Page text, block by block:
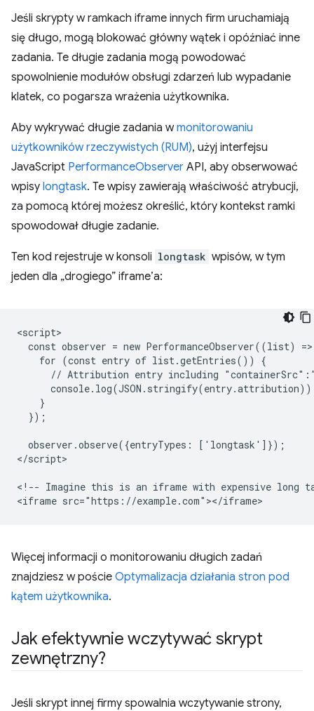
Jeśli skrypty w ramkach iframe innych firm uruchamiają
się długo, mogą blokować główny wątek i opóźniać inne
zadania. Te długie zadania mogą powodować
spowolnienie modułów obsługi zdarzeń lub wypadanie
klatek, co pogarsza wrażenia użytkownika.
Aby wykrywać długie zadania wmonitorowaniu
użytkowników rzeczywistych (RUM), użyj interfejsu
JavaScript PerformanceObserver API, aby obserwować
wpisy longtask. Te wpisy zawierają właściwość atrybucji,
za pomocą której możesz określić, który kontekst ramki
spowodował długie zadanie.
Ten kod rejestruje w konsoli longtask wpisów, w tym
jeden dla „drogiego” iframe’a:
<script>
const observer = new PerformanceObserver((list)
    for (const entry of list.getEntries()) {
// Attribution entry including
    }
  });
  observer.observe({entryTypes: ['longtask']});
</script>
<!-- Imagine this is an iframe with expensive long
Więcej informacji o monitorowaniu długich zadań
znajdziesz w poście Optymalizacja działania stron pod
kątem użytkownika.
Jak efektywnie wczytywać skrypt
zewnętrzny?
Jeśli skrypt innej firmy spowalnia wczytywanie strony,